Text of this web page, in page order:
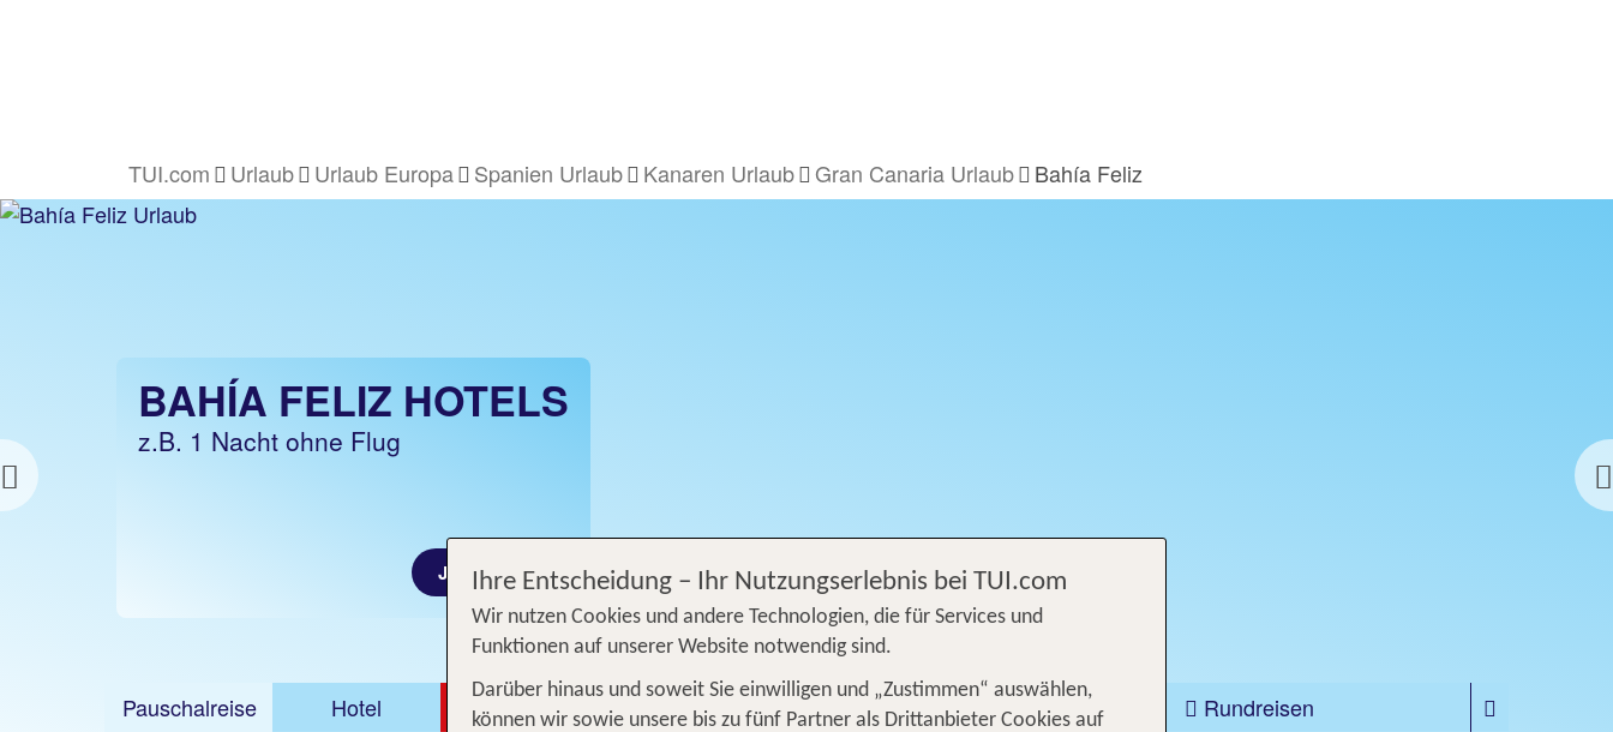
TUI.com Urlaub Urlaub Europa Spanien Urlaub Kanaren Urlaub Gran Canaria Urlaub Bahía Feliz
Previous
BAHÍA FELIZ HOTELS
z.B. 1 Nacht ohne Flug
Jetzt ab 58 €
Pauschalreise Hotel DEALS Flug Ferienhaus Mietwagen Kreuzfahrten
Rundreisen
Ihre Entscheidung – Ihr Nutzungserlebnis bei TUI.com
Wir nutzen Cookies und andere Technologien, die für Services und
Funktionen auf unserer Website notwendig sind.
Darüber hinaus und soweit Sie einwilligen und „Zustimmen“ auswählen,
können wir sowie unsere bis zu fünf Partner als Drittanbieter Cookies auf